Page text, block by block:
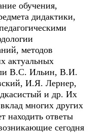
обучения,
дидактики,
методов
актуальных
B.С. Ильин, В.И.
И.Я. Лернер,
и др. Их
многих других
находить ответы
сегодня